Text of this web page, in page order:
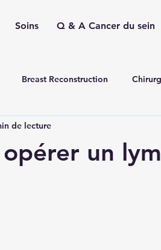
Soins Q & A Cancer du sein
Breast Reconstruction
un
de lecture